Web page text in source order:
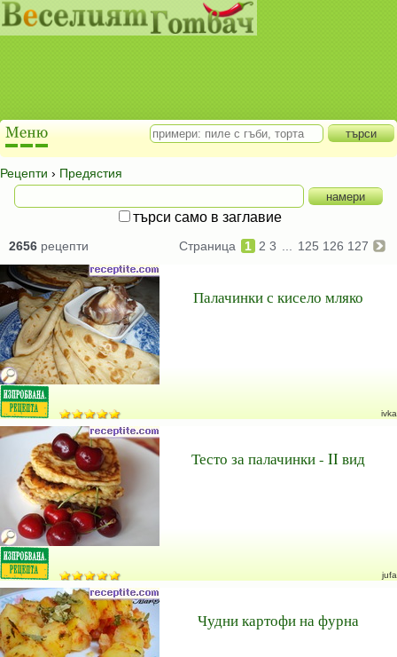
Рецепти › Предястия
търси само в заглавие
2656 рецепти Страница 1 2 3 125 126 127
Палачинки с кисело мляко
ivka
Тесто за палачинки - II вид
jufa
Чудни картофи на фурна